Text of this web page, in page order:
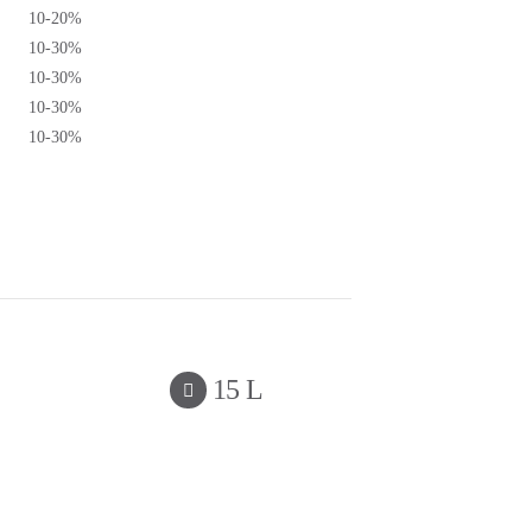
10-20%
10-30%
10-30%
10-30%
10-30%
15 L